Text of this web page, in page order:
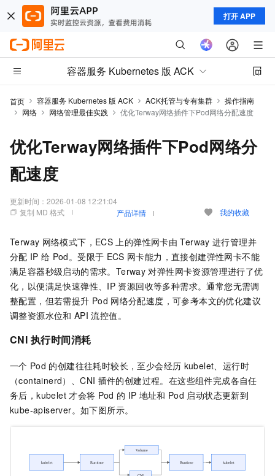
打开 APP
容器服务 Kubernetes 版 ACK
首页 容器服务 Kubernetes 版 ACK ACK托管与专有集群
操作指南
网络
网络管理最佳实践 优化Terway网络插件下Pod网络分配速度
优化Terway网络插件下Pod网络分
配速度
更新时间： 2026-01-08 12:21:04
复制 MD 格式
产品详情 我的收藏
Terway 网络模式下，ECS 上的弹性网卡由 Terway 进行管理并
分配 IP 给 Pod。受限于 ECS 网卡能力，直接创建弹性网卡不能
满足容器秒级启动的需求。Terway 对弹性网卡资源管理进行了优
化，以便满足快速弹性、IP 资源回收等多种需求。通常您无需调
整配置，但若需提升 Pod 网络分配速度，可参考本文的优化建议
调整资源水位和 API 流控值。
CNI 执行时间消耗
一个 Pod 的创建往往耗时较长，至少会经历 kubelet、运行时
（containerd）、CNI 插件的创建过程。在这些组件完成各自任
务后，kubelet 才会将 Pod 的 IP 地址和 Pod 启动状态更新到
kube-apiserver。如下图所示。